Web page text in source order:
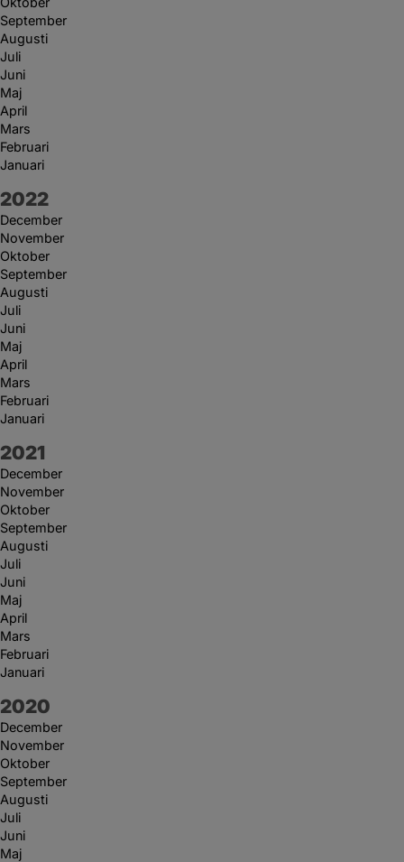
September
Augusti
Juli
Juni
Maj
April
Mars
Februari
Januari
År:
2022
December
November
Oktober
September
Augusti
Juli
Juni
Maj
April
Mars
Februari
Januari
År:
2021
December
November
Oktober
September
Augusti
Juli
Juni
Maj
April
Mars
Februari
Januari
År:
2020
December
November
Oktober
September
Augusti
Juli
Juni
Maj